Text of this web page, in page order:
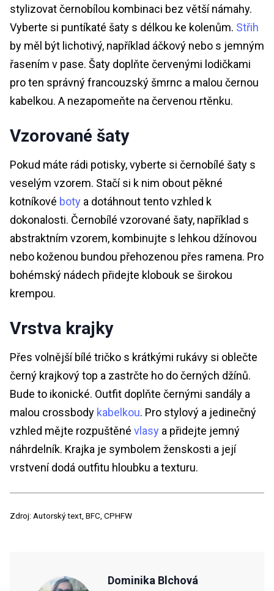
stylizovat černobílou kombinaci bez větší námahy.
Vyberte si puntíkaté šaty s délkou ke kolenům. Střih
by měl být lichotivý, například áčkový nebo s jemným
řasením v pase. Šaty doplňte červenými lodičkami
pro ten správný francouzský šmrnc a malou černou
kabelkou. A nezapomeňte na červenou rtěnku.
Vzorované šaty
Pokud máte rádi potisky, vyberte si černobílé šaty s
veselým vzorem. Stačí si k nim obout pěkné
kotníkové boty a dotáhnout tento vzhled k
dokonalosti. Černobílé vzorované šaty, například s
abstraktním vzorem, kombinujte s lehkou džínovou
nebo koženou bundou přehozenou přes ramena. Pro
bohémský nádech přidejte klobouk se širokou
krempou.
Vrstva krajky
Přes volnější bílé tričko s krátkými rukávy si oblečte
černý krajkový top a zastrčte ho do černých džínů.
Bude to ikonické. Outfit doplňte černými sandály a
malou crossbody kabelkou. Pro stylový a jedinečný
vzhled mějte rozpuštěné vlasy a přidejte jemný
náhrdelník. Krajka je symbolem ženskosti a její
vrstvení dodá outfitu hloubku a texturu.
Zdroj: Autorský text, BFC, CPHFW
Dominika Blchová